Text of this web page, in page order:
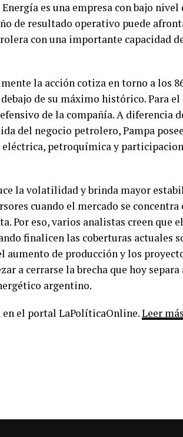
es una empresa con bajo
de resultado operativo puede
con una importante capacidad
la acción cotiza en torno a los
de su máximo histórico. Para
de la compañía. A diferencia
del negocio petrolero, Pampa
petroquímica y
la volatilidad y brinda mayor
cuando el mercado se
Por eso, varios analistas creen que
finalicen las coberturas actuales
aumento de producción y los
a cerrarse la brecha que hoy separa
argentino.
en el portal LaPolíticaOnline.Leer más